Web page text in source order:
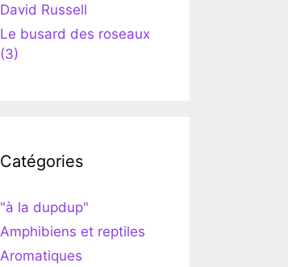
David Russell
Le busard des roseaux
(3)
Catégories
"à la dupdup"
Amphibiens et reptiles
Aromatiques